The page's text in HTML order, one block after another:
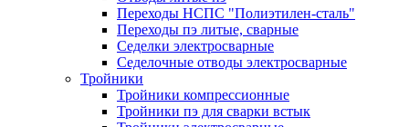
Переходы НСПС "Полиэтилен-сталь"
Переходы пэ литые, сварные
Седелки электросварные
Седелочные отводы электросварные
Тройники
Тройники компрессионные
Тройники пэ для сварки встык